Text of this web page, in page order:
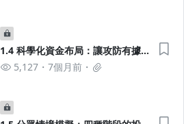
1.4 科學化資金布局：讓攻防有據、
配置更穩
5,127 7個月前